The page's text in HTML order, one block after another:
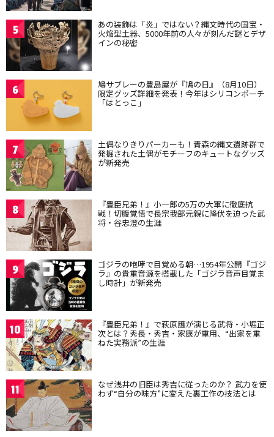
5 あの装飾は「炎」ではない？縄文時代の国宝・
火焔型土器、5000年前の人々が刻んだ謎とデザ
インの秘密
6 鳩サブレーの豊島屋が『鳩の日』（8月10日）
限定グッズ詳細を発表！今年はシリコンポーチ
「はとっこ」
7 土偶なりきりパーカーも！青森の縄文遺跡群で
発掘された土偶がモチーフのキュートなグッズ
が新発売
8 『豊臣兄弟！』小一郎の5万の大軍に徹底抗
戦！切腹覚悟で長宗我部元親に降伏を迫った武
将・谷忠澄の生涯
9 ゴジラの咆哮で目覚める朝…1954年公開『ゴジ
ラ』の貴重音源を搭載した「ゴジラ音声目覚ま
し時計」が新発売
10 『豊臣兄弟！』で萩原護が演じる武将・小堀正
次とは？秀長・秀吉・家康が重用、“出家を重
ねた実務派”の生涯
11 なぜ浅井の旧臣は秀吉に従ったのか？ 武力を使
わず“自分の味方”に変えた裏工作の技法とは